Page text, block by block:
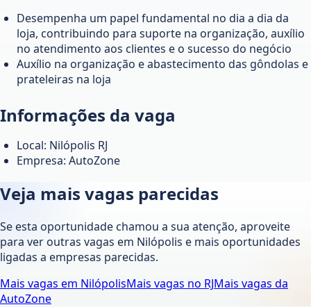
Desempenha um papel fundamental no dia a dia da
loja, contribuindo para suporte na organização, auxílio
no atendimento aos clientes e o sucesso do negócio
Auxílio na organização e abastecimento das gôndolas e
prateleiras na loja
Informações da vaga
Local: Nilópolis RJ
Empresa: AutoZone
Veja mais vagas parecidas
Se esta oportunidade chamou a sua atenção, aproveite
para ver outras vagas em Nilópolis e mais oportunidades
ligadas a empresas parecidas.
Mais vagas em NilópolisMais vagas no RJMais vagas da
AutoZone